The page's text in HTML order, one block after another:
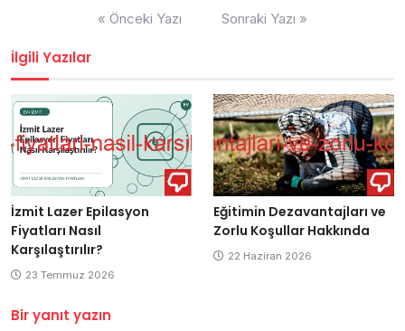
« Önceki Yazı Sonraki Yazı »
İlgili Yazılar
İzmit Lazer Epilasyon
Fiyatları Nasıl
Karşılaştırılır?
23 Temmuz 2026
Eğitimin Dezavantajları ve
Zorlu Koşullar Hakkında
22 Haziran 2026
Bir yanıt yazın